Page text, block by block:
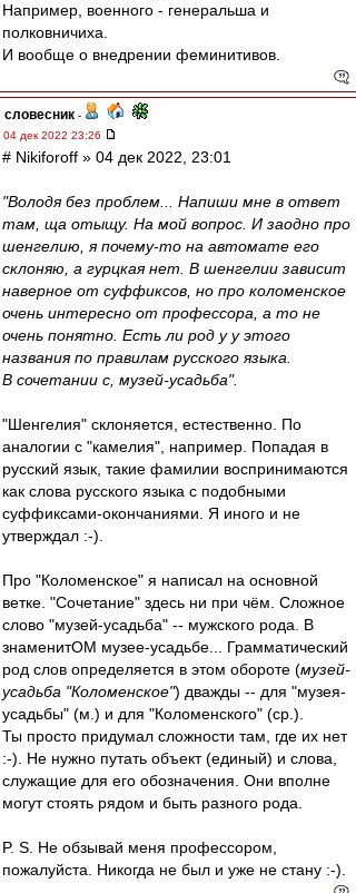
Например, военного - генеральша и
полковничиха.
И вообще о внедрении феминитивов.
словесник -
04 дек 2022 23:26
# Nikiforoff » 04 дек 2022, 23:01
"Володя без проблем... Напиши мне в ответ
там, ща отыщу. На мой вопрос. И заодно про
шенгелию, я почему-то на автомате его
склоняю, а гурцкая нет. В шенгелии зависит
наверное от суффиксов, но про коломенское
очень интересно от профессора, а то не
очень понятно. Есть ли род у у этого
названия по правилам русского языка.
В сочетании с, музей-усадьба".
"Шенгелия" склоняется, естественно. По
аналогии с "камелия", например. Попадая в
русский язык, такие фамилии воспринимаются
как слова русского языка с подобными
суффиксами-окончаниями. Я иного и не
утверждал :-).
Про "Коломенское" я написал на основной
ветке. "Сочетание" здесь ни при чём. Сложное
слово "музей-усадьба" -- мужского рода. В
знаменитОМ музее-усадьбе... Грамматический
род слов определяется в этом обороте (музей-
усадьба "Коломенское") дважды -- для "музея-
усадьбы" (м.) и для "Коломенского" (ср.).
Ты просто придумал сложности там, где их нет
:-). Не нужно путать объект (единый) и слова,
служащие для его обозначения. Они вполне
могут стоять рядом и быть разного рода.
P. S. Не обзывай меня профессором,
пожалуйста. Никогда не был и уже не стану :-).